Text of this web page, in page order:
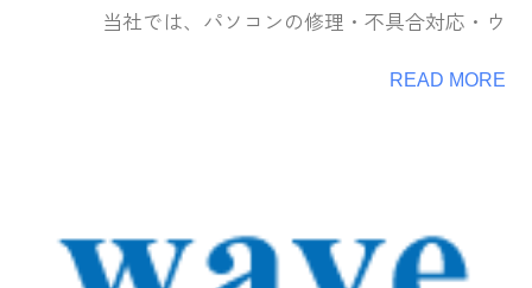
当社では、パソコンの修理・不具合対応・ウ
READ MORE